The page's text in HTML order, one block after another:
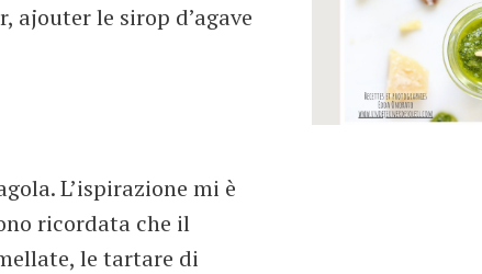
ajouter le sirop d’agave
L’ispirazione mi è
ricordata che il
le tartare di